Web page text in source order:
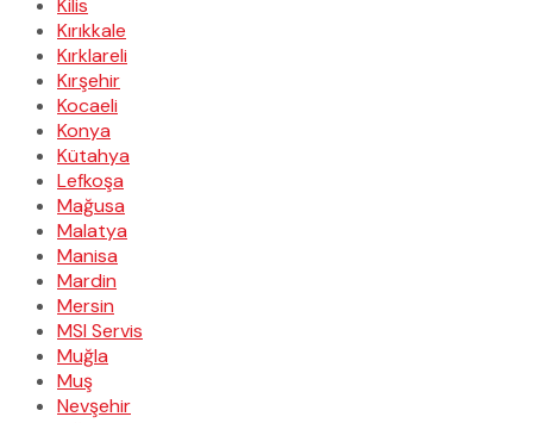
Kilis
Kırıkkale
Kırklareli
Kırşehir
Kocaeli
Konya
Kütahya
Lefkoşa
Mağusa
Malatya
Manisa
Mardin
Mersin
MSI Servis
Muğla
Muş
Nevşehir